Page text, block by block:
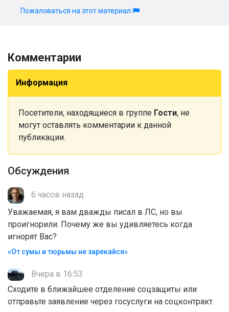
Пожаловаться на этот материал
Комментарии
Информация
Посетители, находящиеся в группе Гости, не
могут оставлять комментарии к данной
публикации.
Обсуждения
6 часов назад
Уважаемая, я вам дважды писал в ЛС, но вы
проигнорили. Почему же вы удивляетесь когда
игнорят Вас?
«От сумы и тюрьмы не зарекайся»
Вчера в 16:53
Сходите в ближайшее отделение соцзащиты или
отправьте заявление через госуслуги на соцконтракт.